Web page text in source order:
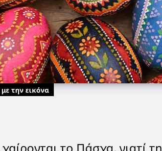
την εικόνα
χαίρονται το Πάσχα, γιατί